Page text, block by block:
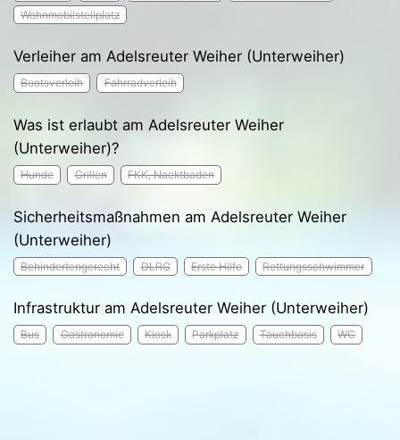
Wohnmobilstellplatz
Verleiher am Adelsreuter Weiher (Unterweiher)
Bootsverleih Fahrradverleih
Was ist erlaubt am Adelsreuter Weiher
(Unterweiher)?
Hunde Grillen FKK, Nacktbaden
Sicherheitsmaßnahmen am Adelsreuter Weiher
(Unterweiher)
Behindertengerecht DLRG Erste Hilfe Rettungsschwimmer
Infrastruktur am Adelsreuter Weiher (Unterweiher)
Bus Gastronomie Kiosk Parkplatz Tauchbasis WC